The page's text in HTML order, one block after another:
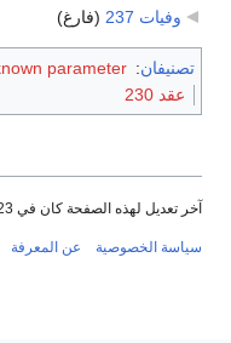
وفيات 237 (فارغ)
تصنيفان:
parameter
عقد 230
آخر تعديل لهذه الصفحة كان في 03:23, 25 أكتوبر 2008.
سياسة الخصوصية عن المعرفة